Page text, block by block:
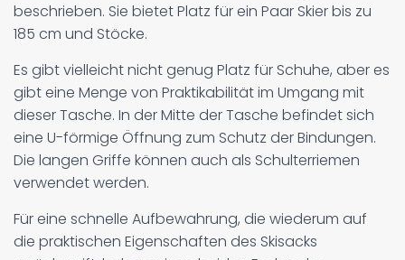
beschrieben. Sie bietet Platz für ein Paar Skier bis zu
185 cm und Stöcke.
Es gibt vielleicht nicht genug Platz für Schuhe, aber es
gibt eine Menge von Praktikabilität im Umgang mit
dieser Tasche. In der Mitte der Tasche befindet sich
eine U-förmige Öffnung zum Schutz der Bindungen.
Die langen Griffe können auch als Schulterriemen
verwendet werden.
Für eine schnelle Aufbewahrung, die wiederum auf
die praktischen Eigenschaften des Skisacks